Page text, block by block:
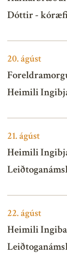
Dóttir -
20.ágúst
Heimili
21.ágúst
Heimili
22.ágúst
Heimili